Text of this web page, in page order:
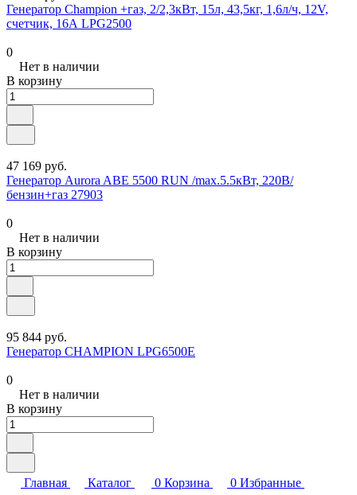
Генератор Champion +газ, 2/2,3кВт, 15л, 43,5кг, 1,6л/ч, 12V,
счетчик, 16А LPG2500
0
Нет в наличии
В корзину
47 169 руб.
Генератор Aurora ABE 5500 RUN /max.5.5кВт, 220В/
бензин+газ 27903
0
Нет в наличии
В корзину
95 844 руб.
Генератор CHAMPION LPG6500E
0
Нет в наличии
В корзину
Главная Каталог 0 Корзина 0 Избранные